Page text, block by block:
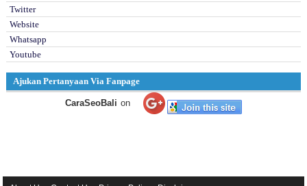
Twitter
Website
Whatsapp
Youtube
Ajukan Pertanyaan Via Fanpage
CaraSeoBali on